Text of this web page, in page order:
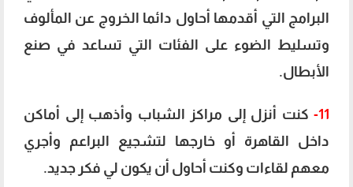
البرامج التي أقدمها أحاول دائما الخروج عن المألوف
وتسليط الضوء على الفئات التي تساعد في صنع
الأبطال.
11-
كنت أنزل إلى مراكز الشباب وأذهب إلى أماكن
داخل القاهرة أو خارجها لتشجيع البراعم وأجري
معهم لقاءات وكنت أحاول أن يكون لي فكر جديد.